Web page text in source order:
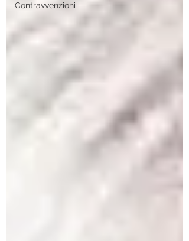
Contravvenzioni